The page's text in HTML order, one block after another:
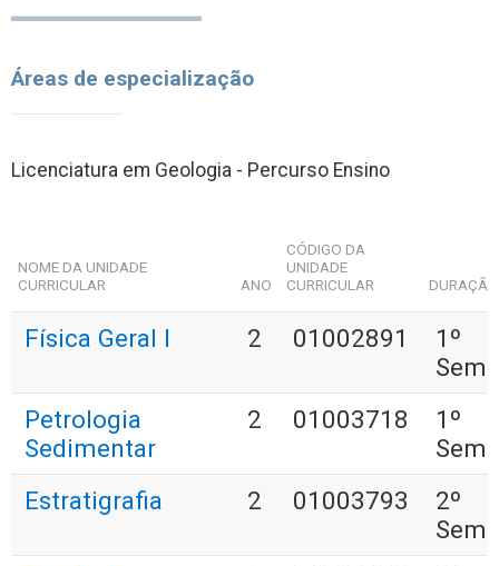
Áreas de especialização
Licenciatura em Geologia - Percurso Ensino
NOME DA UNIDADE
CURRICULAR
ANO
CÓDIGO DA
UNIDADE
CURRICULAR
DURAÇÃO
Física Geral I 2 01002891
1º
Petrologia
Sedimentar
2 01003718
1º
Estratigrafia
2 01003793
2º